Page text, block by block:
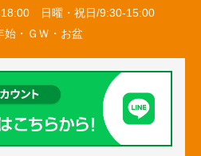
18:00 日曜・祝日/9:30-15:00
始・ＧＷ・お盆